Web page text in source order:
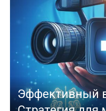
Эффективный